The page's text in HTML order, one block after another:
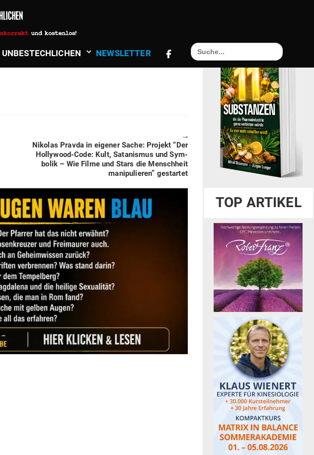
UNBE­STECH­LICHEN NEWS­LETTER
Search
for:
🠖
Next
post:
Nikolas Pravda in eigener Sache: Projekt “Der
Hol­lywood-Code: Kult, Sata­nismus und Sym­
bolik – Wie Filme und Stars die Menschheit
mani­pu­lieren” gestartet
TOP ARTIKEL